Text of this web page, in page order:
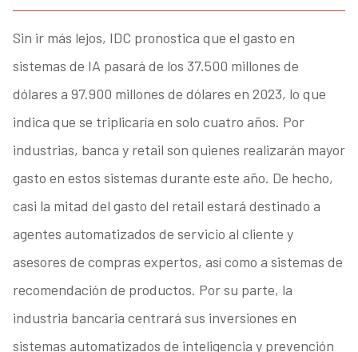
Sin ir más lejos, IDC pronostica que el gasto en
sistemas de IA pasará de los 37.500 millones de
dólares a 97.900 millones de dólares en 2023, lo que
indica que se triplicaría en solo cuatro años. Por
industrias, banca y retail son quienes realizarán mayor
gasto en estos sistemas durante este año. De hecho,
casi la mitad del gasto del retail estará destinado a
agentes automatizados de servicio al cliente y
asesores de compras expertos, así como a sistemas de
recomendación de productos. Por su parte, la
industria bancaria centrará sus inversiones en
sistemas automatizados de inteligencia y prevención